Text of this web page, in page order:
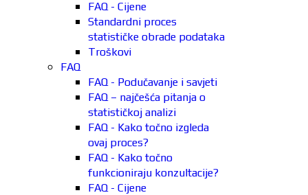
FAQ - Cijene
Standardni proces
statističke obrade podataka
Troškovi
FAQ
FAQ - Podučavanje i savjeti
FAQ – najčešća pitanja o
statističkoj analizi
FAQ - Kako točno izgleda
ovaj proces?
FAQ - Kako točno
funkcioniraju konzultacije?
FAQ - Cijene